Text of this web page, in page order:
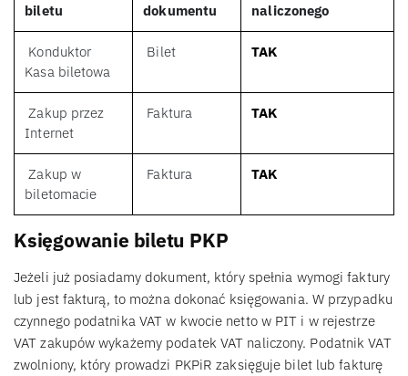
biletu
dokumentu
naliczonego
Konduktor
Kasa biletowa
Bilet TAK
Zakup przez
Internet
Faktura TAK
Zakup w
biletomacie
Faktura TAK
Księgowanie biletu PKP
Jeżeli już posiadamy dokument, który spełnia wymogi faktury
lub jest fakturą, to można dokonać księgowania. W przypadku
czynnego podatnika VAT w kwocie netto w PIT i w rejestrze
VAT zakupów wykażemy podatek VAT naliczony. Podatnik VAT
zwolniony, który prowadzi PKPiR zaksięguje bilet lub fakturę